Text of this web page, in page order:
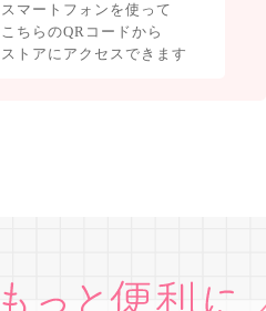
スマートフォンを使って
こちらのQRコードから
ストアにアクセスできます